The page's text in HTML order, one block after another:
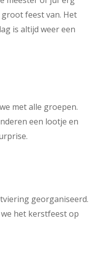
feest van. Het
is altijd weer een
met alle groepen.
een lootje en
georganiseerd.
het kerstfeest op